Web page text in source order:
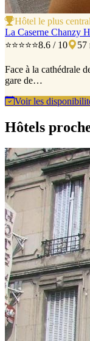
Hôtel le plus
La Caserne Chanzy
⭐⭐⭐⭐⭐8.6 / 10 57
Face à la cathédrale
gare de…
Voir les
Hôtels